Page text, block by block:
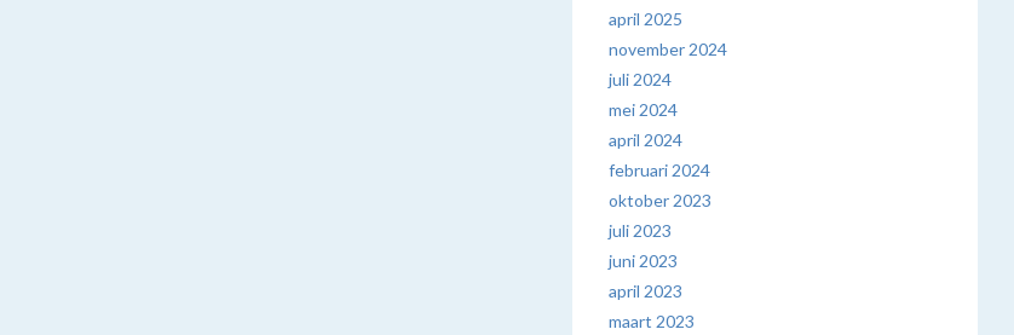
april 2025
november 2024
juli 2024
mei 2024
april 2024
februari 2024
oktober 2023
juli 2023
juni 2023
april 2023
maart 2023